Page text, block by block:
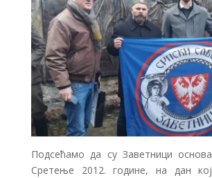
Подсећамо да су Заветници
Сретење 2012. године, на дан